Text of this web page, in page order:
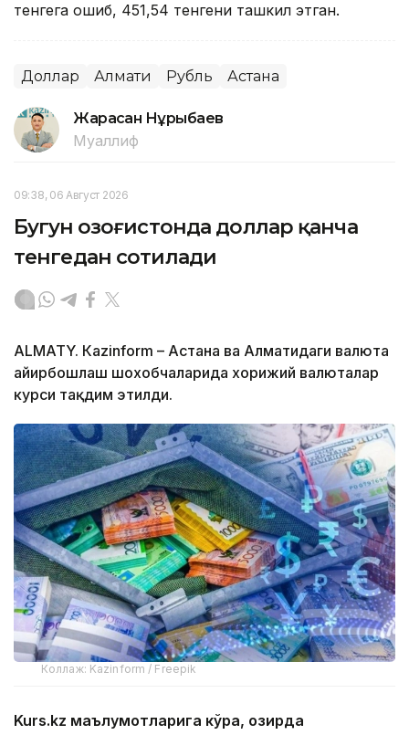
тенгега ошиб, 451,54 тенгени ташкил этган.
Доллар Алмати Рубль Астана
Жарасқан Нұрыбаев
Муаллиф
09:38, 06 Август 2026
Бугун Қозоғистонда доллар қанча
тенгедан сотилади
ALMATY. Кazinform – Астана ва Алматидаги валюта
айирбошлаш шохобчаларида хорижий валюталар
курси тақдим этилди.
Коллаж: Kazinform / Freepik
Kurs.kz маълумотларига кўра, ҳозирда